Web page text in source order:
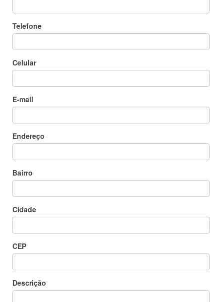
Telefone
Celular
E-mail
Endereço
Bairro
Cidade
CEP
Descrição